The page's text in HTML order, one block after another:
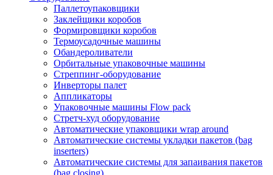
Паллетоупаковщики
Заклейщики коробов
Формировщики коробов
Термоусадочные машины
Обандероливатели
Орбитальные упаковочные машины
Стреппинг-оборудование
Инверторы палет
Аппликаторы
Упаковочные машины Flow pack
Стретч-худ оборудование
Автоматические упаковщики wrap around
Автоматические системы укладки пакетов (bag
inserters)
Автоматические системы для запаивания пакетов
(bag closing)